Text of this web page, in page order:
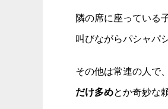
隣の席に座っている
叫びながらパシャパ
その他は常連の人で
だけ多めとか奇妙な